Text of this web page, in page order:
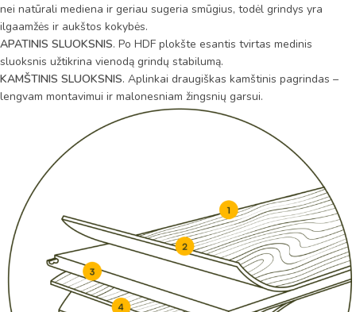
nei natūrali mediena ir geriau sugeria smūgius, todėl grindys yra
ilgaamžės ir aukštos kokybės.
APATINIS SLUOKSNIS. Po HDF plokšte esantis tvirtas medinis
sluoksnis užtikrina vienodą grindų stabilumą.
KAMŠTINIS SLUOKSNIS. Aplinkai draugiškas kamštinis pagrindas –
lengvam montavimui ir malonesniam žingsnių garsui.